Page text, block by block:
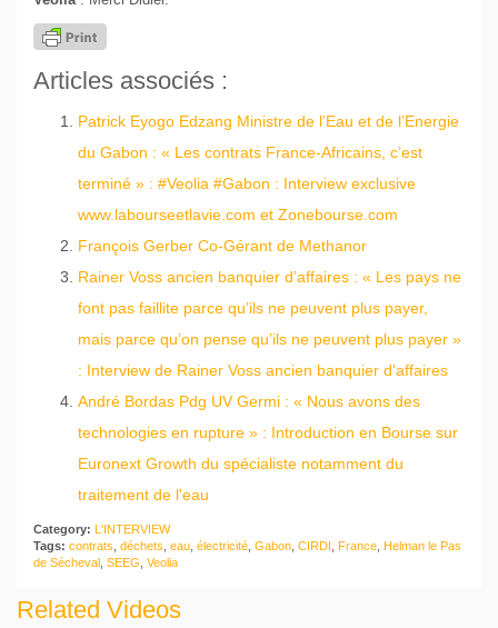
Articles associés :
Patrick Eyogo Edzang Ministre de l’Eau et de l’Energie
du Gabon : « Les contrats France-Africains, c’est
terminé » : #Veolia #Gabon : Interview exclusive
www.labourseetlavie.com et Zonebourse.com
François Gerber Co-Gérant de Methanor
Rainer Voss ancien banquier d’affaires : « Les pays ne
font pas faillite parce qu’ils ne peuvent plus payer,
mais parce qu’on pense qu’ils ne peuvent plus payer »
: Interview de Rainer Voss ancien banquier d'affaires
André Bordas Pdg UV Germi : « Nous avons des
technologies en rupture » : Introduction en Bourse sur
Euronext Growth du spécialiste notamment du
traitement de l'eau
Category: L'INTERVIEW
Tags: contrats déchets eau électricité Gabon CIRDI France Helman le Pas
de Sécheval SEEG Veolia
Related Videos